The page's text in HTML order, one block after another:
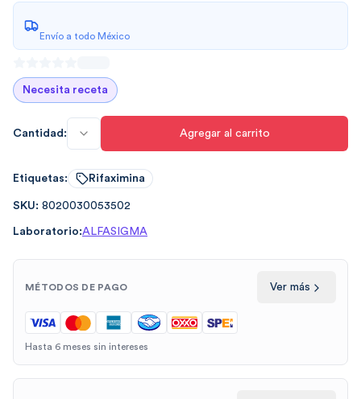
Envío a todo México
Necesita receta
Cantidad: Agregar al carrito
Etiquetas: Rifaximina
SKU: 8020030053502
Laboratorio:ALFASIGMA
MÉTODOS DE PAGO Ver más
Hasta 6 meses sin intereses